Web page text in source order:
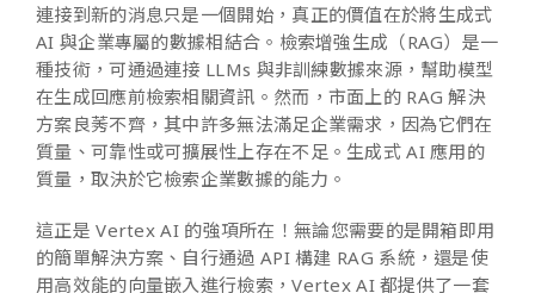
連接到新的消息只是一個開始，真正的價值在於將生成式
AI 與企業專屬的數據相結合。檢索增強生成（RAG）是一
種技術，可通過連接 LLMs 與非訓練數據來源，幫助模型
在生成回應前檢索相關資訊。然而，市面上的 RAG 解決
方案良莠不齊，其中許多無法滿足企業需求，因為它們在
質量、可靠性或可擴展性上存在不足。生成式 AI 應用的
質量，取決於它檢索企業數據的能力。
這正是 Vertex AI 的強項所在！無論您需要的是開箱即用
的簡單解決方案、自行通過 API 構建 RAG 系統，還是使
用高效能的向量嵌入進行檢索，Vertex AI 都提供了一套